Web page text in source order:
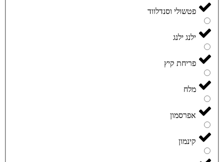
פטשולי וסנדלווד
ילנג ילנג
פריחת קיץ
מלח
אפרסמון
קינמון